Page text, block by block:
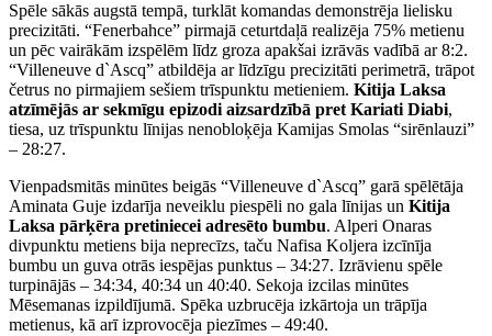
Spēle sākās augstā tempā, turklāt komandas demonstrēja lielisku
precizitāti. “Fenerbahce” pirmajā ceturtdaļā realizēja 75% metienu
un pēc vairākām izspēlēm līdz groza apakšai izrāvās vadībā ar 8:2.
“Villeneuve d`Ascq” atbildēja ar līdzīgu precizitāti perimetrā, trāpot
četrus no pirmajiem sešiem trīspunktu metieniem. Kitija Laksa
atzīmējās ar sekmīgu epizodi aizsardzībā pret Kariati Diabi,
tiesa, uz trīspunktu līnijas nenobloķēja Kamijas Smolas “sirēnlauzi”
– 28:27.
Vienpadsmitās minūtes beigās “Villeneuve d`Ascq” garā spēlētāja
Aminata Guje izdarīja neveiklu piespēli no gala līnijas un Kitija
Laksa pārķēra pretiniecei adresēto bumbu. Alperi Onaras
divpunktu metiens bija neprecīzs, taču Nafisa Koljera izcīnīja
bumbu un guva otrās iespējas punktus – 34:27. Izrāvienu spēle
turpinājās – 34:34, 40:34 un 40:40. Sekoja izcilas minūtes
Mēsemanas izpildījumā. Spēka uzbrucēja izkārtoja un trāpīja
metienus, kā arī izprovocēja piezīmes – 49:40.